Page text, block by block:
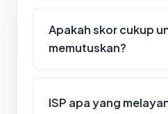
Apakah skor cukup
memutuskan?
ISP apa yang